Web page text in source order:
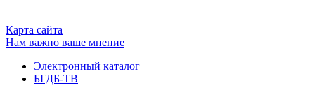
Карта сайта
Нам важно ваше мнение
Электронный каталог
БГДБ-ТВ